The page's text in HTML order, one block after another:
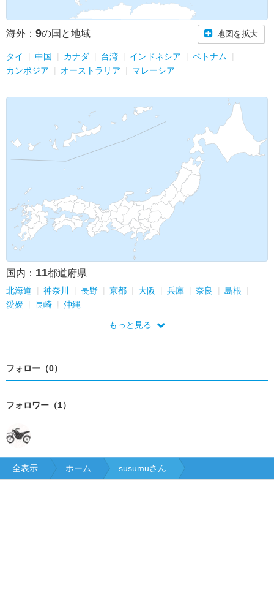
海外： 9の国と地域 地図を拡大
タイ 中国 カナダ 台湾 インドネシア
ベトナム
カンボジア
オーストラリア マレーシア
国内： 11都道府県
北海道 神奈川 長野 京都 大阪 兵庫 奈良
島根
愛媛
長崎 沖縄
もっと見る
フォロー（0）
フォロワー（1）
全表示 ホーム susumuさん